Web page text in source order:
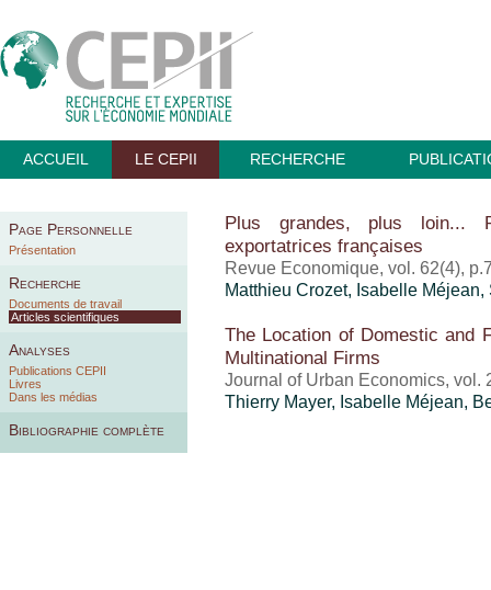
ACCUEIL LE CEPII RECHERCHE
Page Personnelle
Présentation
Recherche
Documents de travail
Articles scientifiques
Analyses
Publications CEPII
Livres
Dans les médias
Bibliographie complète
Plus grandes, plus loin...
exportatrices françaises
Revue Economique, vol. 62(4),
Matthieu Crozet, Isabelle Méjean,
The Location of Domestic and
Multinational Firms
Journal of Urban Economics, vol.
Thierry Mayer, Isabelle Méjean,